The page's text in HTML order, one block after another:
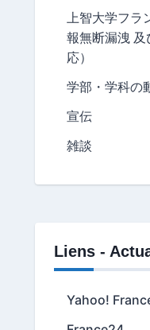
上智大学フ
報無断漏洩
応）
学部・学科の
宣伝
雑談
Liens -
Yahoo!